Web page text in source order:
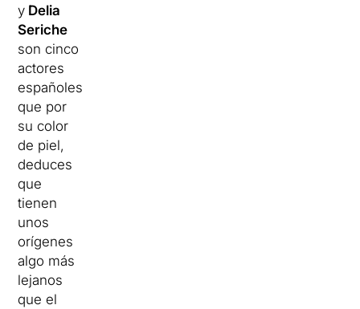
y Delia
Seriche
son cinco
actores
españoles
que por
su color
de piel,
deduces
que
tienen
unos
orígenes
algo más
lejanos
que el